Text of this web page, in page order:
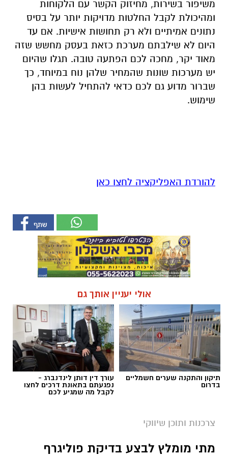
משיפור בשירות, מחיזוק הקשר עם הלקוחות
ומהיכולת לקבל החלטות מדויקות יותר על בסיס
נתונים אמיתיים ולא רק תחושות אישיות. אם עד
היום לא שילבתם מערכת כזאת בעסק מחשש שזה
מאוד יקר, מחכה לכם הפתעה טובה. תגלו שהיום
יש מערכות שונות שהמחיר שלהן נוח במיוחד, כך
שברור מדוע גם לכם כדאי להתחיל לעשות בהן
שימוש.
להורדת האפליקציה לחצו כאן
אולי יעניין אותך גם
תיקון והתקנה שערים חשמליים
בדרום
עורך דין דותן לינדנברג -
נפגעתם בתאונת דרכים לחצו
לקבל מה שמגיע לכם
צרכנות ותוכן שיווקי
מתי מומלץ לבצע בדיקת פוליגרף